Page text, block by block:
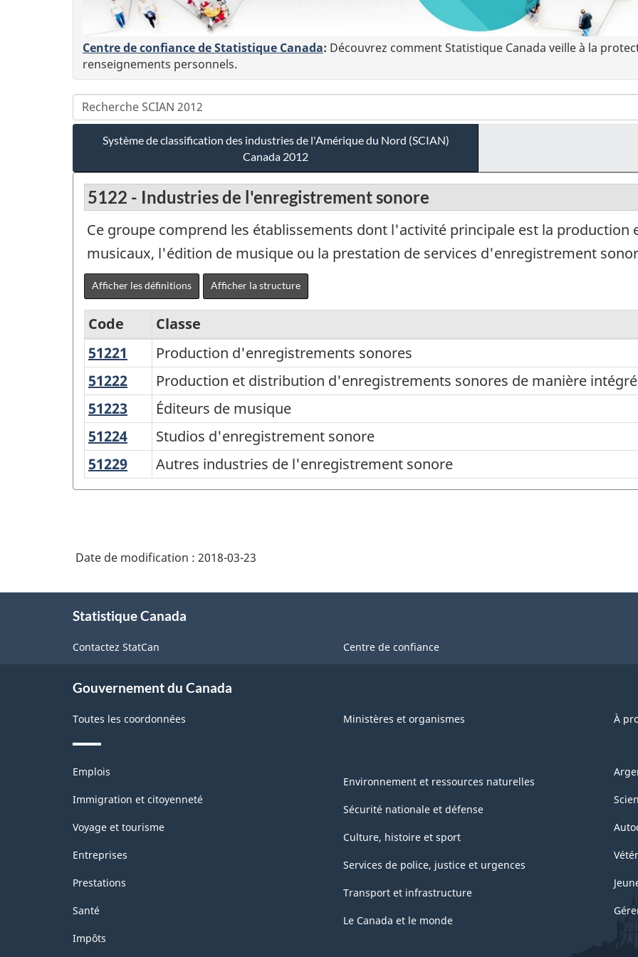
Centre de confiance de Statistique Canada: Découvrez comment Statistique Canada veille à la
renseignements personnels.
Système de classification des industries de l'Amérique du Nord (SCIAN)
Canada 2012
5122 - Industries de l'enregistrement sonore
Ce groupe comprend les établissements dont l'activité principale est la
musicaux, l'édition de musique ou la prestation de services d'enregistrement
Afficher les définitions Afficher la structure
Système
de
classification
des
industries
de
l'Amérique
(SCIAN)
Canada
2012
de
Code
Classe
51221
Production
d'enregistrements
sonores
Production d'enregistrements sonores
51222 Production
et
distribution
d'enregistrements
sonores
de
Production et distribution d'enregistrements sonores de manière
51223 Éditeurs
de
musique
Éditeurs de musique
51224 Studios
d'enregistrement
sonore
Studios d'enregistrement sonore
51229 Autres
industries
Autres industries de l'enregistrement sonore
Date de modification : 2018-03-23
Statistique Canada
Contactez StatCan Centre de confiance
Gouvernement du Canada
Toutes les coordonnées Ministères et organismes À
Thèmes
sujets
Emplois
Immigration et citoyenneté
Voyage et tourisme
Entreprises
Prestations
Santé
Impôts
Environnement et ressources naturelles
Sécurité nationale et défense
Culture, histoire et sport
Services de police, justice et urgences
Transport et infrastructure
Le Canada et le monde